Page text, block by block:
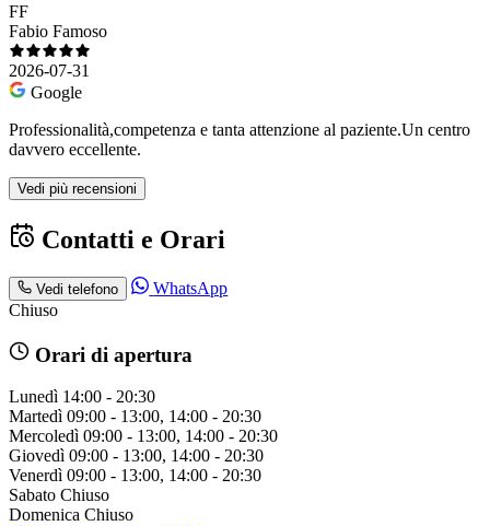
FF
Fabio Famoso
2026-07-31
Google
Professionalità,competenza e tanta attenzione al paziente.Un centro
davvero eccellente.
Vedi più recensioni
Contatti e Orari
Vedi telefono
WhatsApp
Chiuso
Orari di apertura
Lunedì 14:00 - 20:30
Martedì 09:00 - 13:00, 14:00 - 20:30
Mercoledì 09:00 - 13:00, 14:00 - 20:30
Giovedì 09:00 - 13:00, 14:00 - 20:30
Venerdì 09:00 - 13:00, 14:00 - 20:30
Sabato Chiuso
Domenica Chiuso